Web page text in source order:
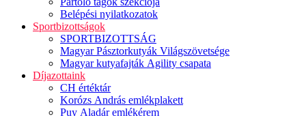
Belépési nyilatkozatok
Sportbizottságok
SPORTBIZOTTSÁG
Magyar Pásztorkutyák Világszövetsége
Magyar kutyafajták Agility csapata
Díjazottaink
CH értéktár
Korózs András emlékplakett
Puy Aladár emlékérem